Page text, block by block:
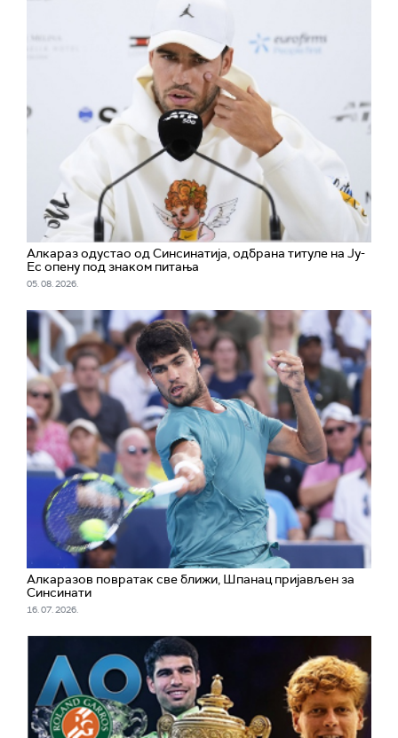
Алкараз одустао од Синсинатија, одбрана титуле на Ју-
Ес опену под знаком питања
05. 08. 2026.
Алкаразов повратак све ближи, Шпанац пријављен за
Синсинати
16. 07. 2026.